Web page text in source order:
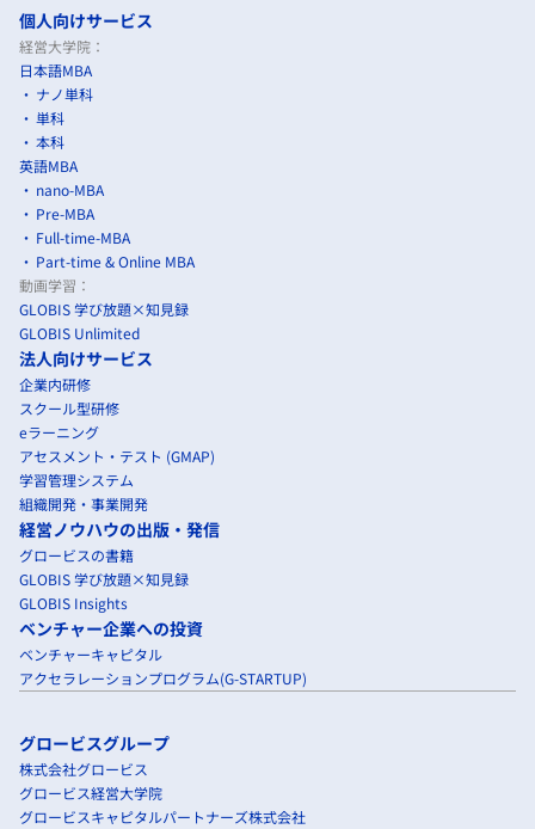
個人向けサービス
経営大学院：
日本語MBA
ナノ単科
単科
本科
英語MBA
nano-MBA
Pre-MBA
Full-time-MBA
Part-time & Online MBA
動画学習：
GLOBIS 学び放題×知見録
GLOBIS Unlimited
法人向けサービス
企業内研修
スクール型研修
eラーニング
アセスメント・テスト (GMAP)
学習管理システム
組織開発・事業開発
経営ノウハウの出版・発信
グロービスの書籍
GLOBIS 学び放題×知見録
GLOBIS Insights
ベンチャー企業への投資
ベンチャーキャピタル
アクセラレーションプログラム(G-STARTUP)
グロービスグループ
株式会社グロービス
グロービス経営大学院
グロービスキャピタルパートナーズ株式会社